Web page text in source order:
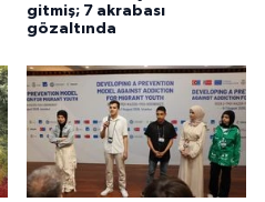
gitmiş; 7 akrabası
gözaltında